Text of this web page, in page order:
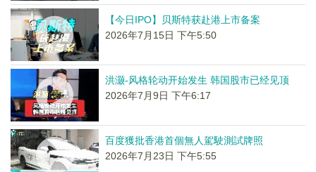
【今日IPO】贝斯特获赴港上市备案
2026年7月15日 下午5:50
洪灏-风格轮动开始发生 韩国股市已经见顶
2026年7月9日 下午6:17
百度獲批香港首個無人駕駛測試牌照
2026年7月23日 下午5:55